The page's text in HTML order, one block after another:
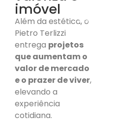
imóvel
Além da estética, o
Pietro Terlizzi
entrega projetos
que aumentam o
valor de mercado
e o prazer de viver,
elevando a
experiência
cotidiana.
EN